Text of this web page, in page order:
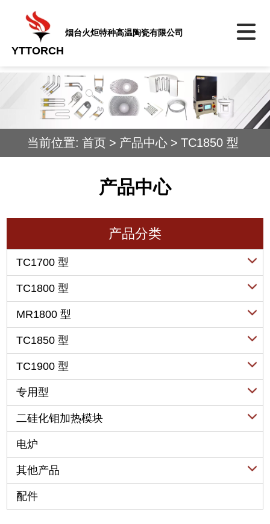
YTTORCH
烟台火炬特种高温陶瓷有限公司
当前位置: 首页 > 产品中心 > TC1850 型
产品中心
产品分类
TC1700 型
U 形
W 形
L 形
I 形
其他形状
TC1800 型
U 形
W 形
L 形
I 形
螺旋形
其他形状
MR1800 型
U 形
W 形
L 形
I 形
螺旋形
其他形状
TC1850 型
U 形
W 形
L 形
I 形
螺旋形
其他形状
TC1900 型
U 形
L 形
I 形
专用型
扩散炉专用型
烤瓷牙专用型
ITO专用型
特殊气氛专用型
二硅化钼加热模块
YTMU 型(螺旋形)
YTHC 型(弧形)
平面型
电炉
其他产品
二硅化钼鼓泡管
二硅化钼热电偶保护管
配件